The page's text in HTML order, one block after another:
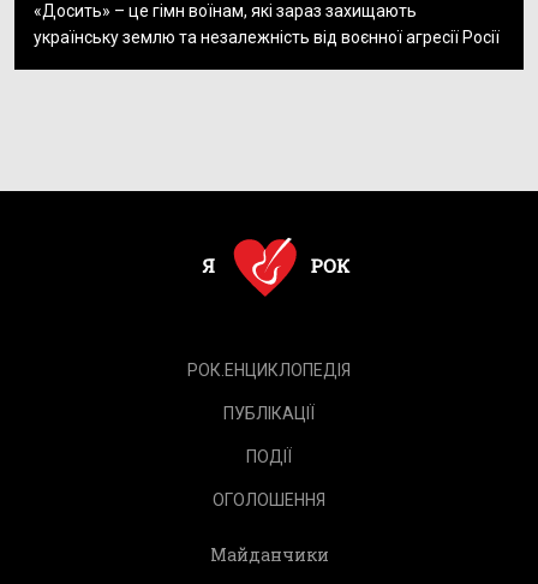
«Досить» – це гімн воїнам, які зараз захищають
українську землю та незалежність від воєнної агресії Росії
РОК.ЕНЦИКЛОПЕДІЯ
ПУБЛІКАЦІЇ
ПОДІЇ
ОГОЛОШЕННЯ
Майданчики